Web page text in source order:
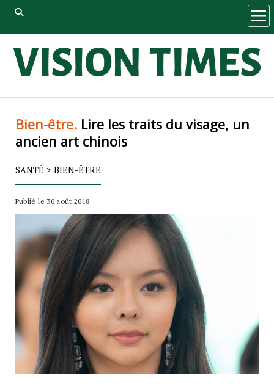
Bien-être.Lire les traits du visage, un
ancien art chinois
SANTÉ > BIEN-ÊTRE
Publié le 30 août 2018